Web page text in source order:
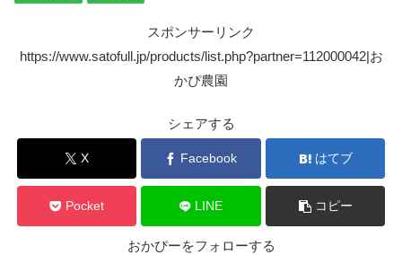
スポンサーリンク
https://www.satofull.jp/products/list.php?partner=112000042|お
かぴ農園
シェアする
X Facebook はてブ
Pocket LINE コピー
おかぴーをフォローする